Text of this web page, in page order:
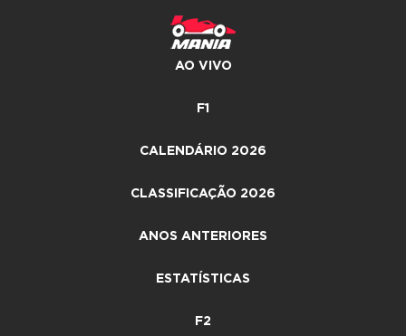
AO VIVO
F1
CALENDÁRIO 2026
CLASSIFICAÇÃO 2026
ANOS ANTERIORES
ESTATÍSTICAS
F2